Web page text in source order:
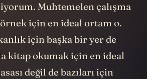
Muhtemelen çalışma
için en ideal ortam o.
için başka bir yer de
kitap okumak için en ideal
değil de bazıları için